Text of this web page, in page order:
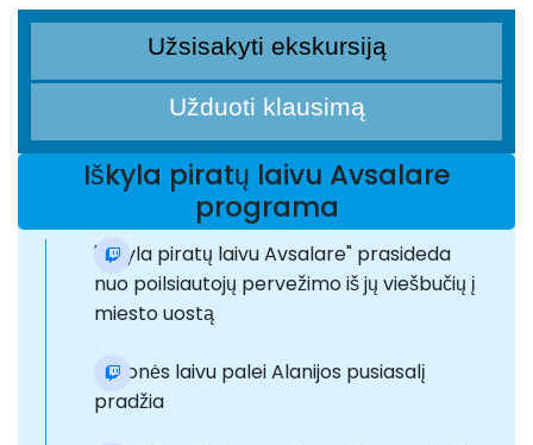
Užsisakyti ekskursiją
Užduoti klausimą
Iškyla piratų laivu Avsalare
programa
"Iškyla piratų laivu Avsalare" prasideda
nuo poilsiautojų pervežimo iš jų viešbučių į
miesto uostą
Kelionės laivu palei Alanijos pusiasalį
pradžia